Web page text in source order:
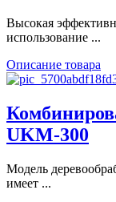
Высокая
использование ...
Описание товара
UKM-300
Модель
имеет ...